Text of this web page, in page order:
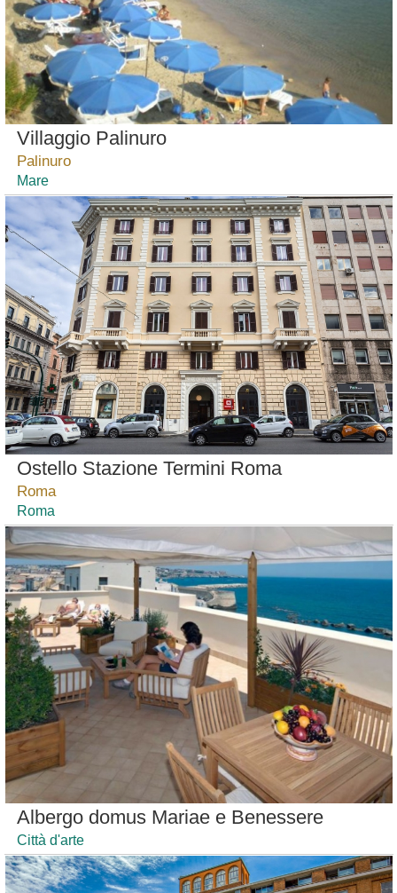
Villaggio Palinuro
Palinuro
Mare
Ostello Stazione Termini Roma
Roma
Roma
Albergo domus Mariae e Benessere
Città d'arte